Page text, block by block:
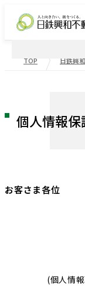
企業情報
企
会
マ
サステナビ
ス
業
採用情報
TOP
個人情報保
お客さま各位
(個人情